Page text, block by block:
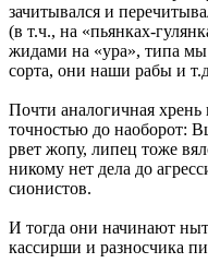
зачитывался и
(в т.ч., на «пьянках-
жидами на «ура», типа
сорта, они наши рабы и
Почти аналогичная хрень
точностью до наоборот:
рвет жопу, липец тоже
никому нет дела до
сионистов.
И тогда они начинают
кассирши и разносчика